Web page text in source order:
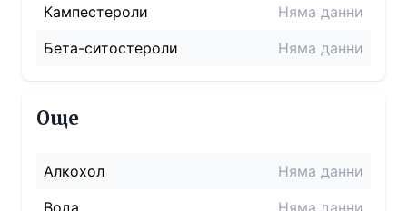
Кампестероли
Няма данни
Бета-ситостероли
Няма данни
Още
Алкохол
Няма данни
Вода
Няма данни